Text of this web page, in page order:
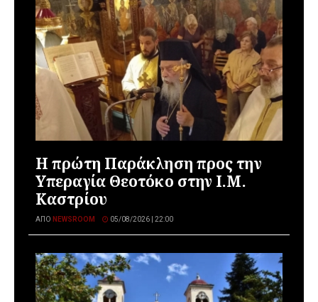
Η πρώτη Παράκληση προς την
Υπεραγία Θεοτόκο στην Ι.Μ.
Καστρίου
ΑΠΌ NEWSROOM 05/08/2026 | 22:00